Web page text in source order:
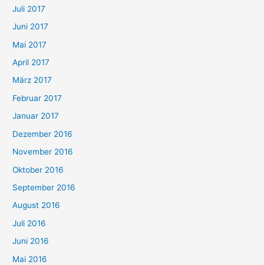
Juli 2017
Juni 2017
Mai 2017
April 2017
März 2017
Februar 2017
Januar 2017
Dezember 2016
November 2016
Oktober 2016
September 2016
August 2016
Juli 2016
Juni 2016
Mai 2016